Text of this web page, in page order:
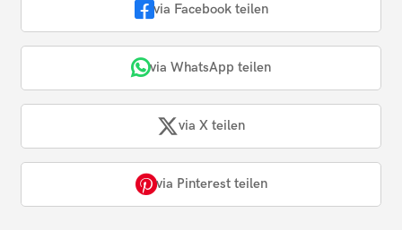
via Facebook teilen
via WhatsApp teilen
via X teilen
via Pinterest teilen